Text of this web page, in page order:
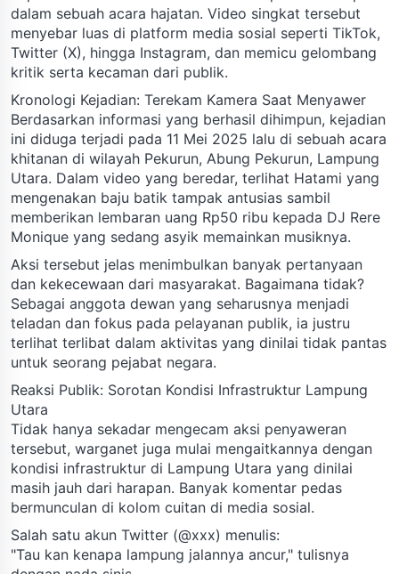
dalam sebuah acara hajatan. Video singkat tersebut
menyebar luas di platform media sosial seperti TikTok,
Twitter (X), hingga Instagram, dan memicu gelombang
kritik serta kecaman dari publik.
Kronologi Kejadian: Terekam Kamera Saat Menyawer
Berdasarkan informasi yang berhasil dihimpun, kejadian
ini diduga terjadi pada 11 Mei 2025 lalu di sebuah acara
khitanan di wilayah Pekurun, Abung Pekurun, Lampung
Utara. Dalam video yang beredar, terlihat Hatami yang
mengenakan baju batik tampak antusias sambil
memberikan lembaran uang Rp50 ribu kepada DJ Rere
Monique yang sedang asyik memainkan musiknya.
Aksi tersebut jelas menimbulkan banyak pertanyaan
dan kekecewaan dari masyarakat. Bagaimana tidak?
Sebagai anggota dewan yang seharusnya menjadi
teladan dan fokus pada pelayanan publik, ia justru
terlihat terlibat dalam aktivitas yang dinilai tidak pantas
untuk seorang pejabat negara.
Reaksi Publik: Sorotan Kondisi Infrastruktur Lampung
Utara
Tidak hanya sekadar mengecam aksi penyaweran
tersebut, warganet juga mulai mengaitkannya dengan
kondisi infrastruktur di Lampung Utara yang dinilai
masih jauh dari harapan. Banyak komentar pedas
bermunculan di kolom cuitan di media sosial.
Salah satu akun Twitter (@xxx) menulis:
"Tau kan kenapa lampung jalannya ancur," tulisnya